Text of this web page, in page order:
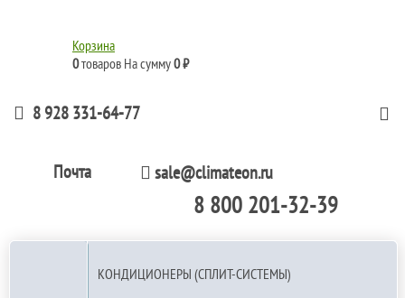
Корзина
0товаров На сумму0 ₽
8 928 331-64-77
Почта sale@climateon.ru
8 800 201-32-39
КОНДИЦИОНЕРЫ (СПЛИТ-СИСТЕМЫ)